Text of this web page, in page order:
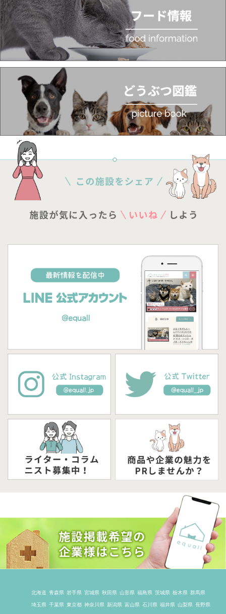
北海道 青森県 岩手県 宮城県 秋田県 山形県 福島県 茨城県 栃木県 群馬県
埼玉県 千葉県 東京都 神奈川県 新潟県 富山県 石川県 福井県 山梨県 長野県